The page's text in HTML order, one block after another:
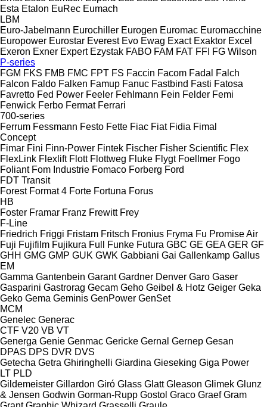
Esta Etalon EuRec Eumach
LBM
Euro-Jabelmann Eurochiller Eurogen Euromac Euromacchine
Europower Eurostar Everest Evo Ewag Exact Exaktor Excel
Exeron Exner Expert Ezystak FABO FAM FAT FFI FG Wilson
P-series
FGM FKS FMB FMC FPT FS Faccin Facom Fadal
Falch
Falcon Faldo Falken Famup Fanuc Fastbind Fasti Fatosa
Favretto Fed Power Feeler Fehlmann Fein Felder Femi
Fenwick Ferbo Fermat Ferrari
700-series
Ferrum Fessmann Festo Fette Fiac Fiat Fidia Fimal
Concept
Fimar Fini Finn-Power Fintek Fischer Fisher Scientific Flex
FlexLink Flexlift Flott Flottweg Fluke Flygt Foellmer Fogo
Foliant Fom Industrie Fomaco Forberg Ford
FDT Transit
Forest Format 4 Forte Fortuna Forus
HB
Foster Framar Franz Frewitt Frey
F-Line
Friedrich Friggi Fristam Fritsch Fronius Fryma Fu Promise Air
Fuji Fujifilm Fujikura Full Funke Futura GBC GE GEA GER GF
GHH GMG GMP GUK GWK Gabbiani Gai Gallenkamp Gallus
EM
Gamma Gantenbein Garant Gardner Denver Garo Gaser
Gasparini Gastrorag Gecam Geho Geibel & Hotz Geiger Geka
Geko Gema Geminis GenPower GenSet
MCM
Genelec Generac
CTF V20 VB VT
Generga Genie Genmac Gericke Gernal Gernep Gesan
DPAS DPS DVR DVS
Getecha Getra Ghiringhelli Giardina Gieseking Giga Power
LT PLD
Gildemeister Gillardon Giró Glass Glatt Gleason Glimek Glunz
& Jensen Godwin Gorman-Rupp Gostol Graco Graef Gram